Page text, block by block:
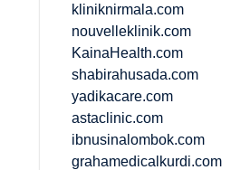
kliniknirmala.com
nouvelleklinik.com
KainaHealth.com
shabirahusada.com
yadikacare.com
astaclinic.com
ibnusinalombok.com
grahamedicalkurdi.com